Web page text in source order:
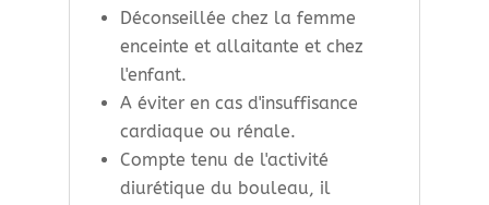
Déconseillée chez la femme
enceinte et allaitante et chez
l'enfant.
A éviter en cas d'insuffisance
cardiaque ou rénale.
Compte tenu de l'activité
diurétique du bouleau, il